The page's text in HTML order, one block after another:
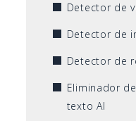
Detector de
Detector de
Detector de
Eliminador
texto AI